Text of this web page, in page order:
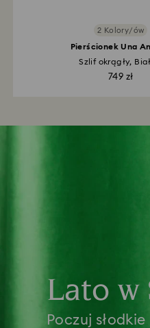
2 Kolory/ów
Pierścionek Una
Szlif okrągły,
749 zł
Lato w
Poczuj